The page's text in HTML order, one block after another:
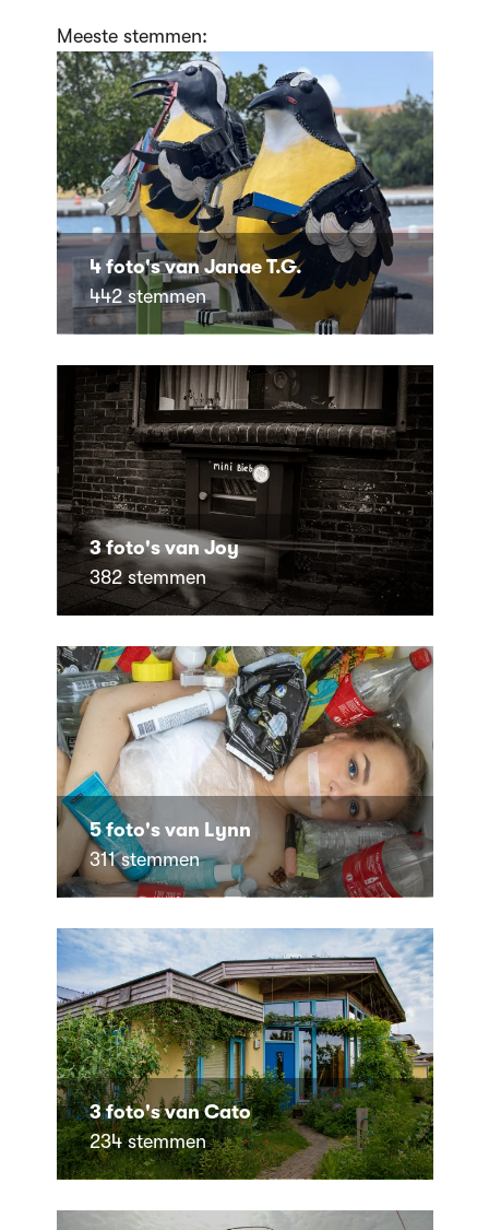
Meeste stemmen:
4 foto's van Janae T.G.
442 stemmen
3 foto's van Joy
382 stemmen
5 foto's van Lynn
311 stemmen
3 foto's van Cato
234 stemmen